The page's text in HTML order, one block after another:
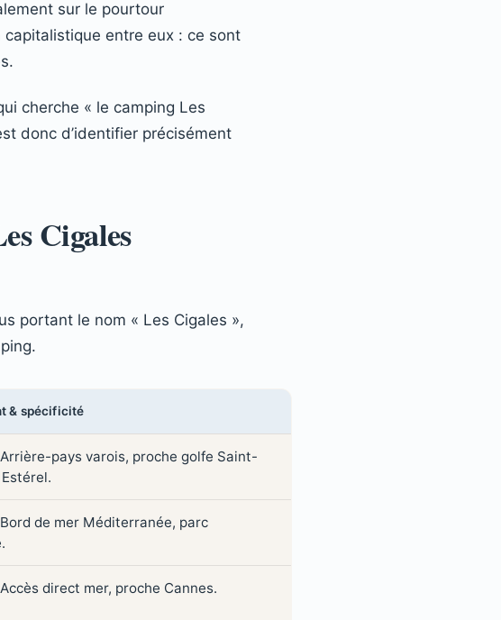
sur le pourtour
capitalistique entre eux : ce sont
cherche « le camping Les
donc d’identifier précisément
Cigales
portant le nom « Les Cigales »,
& spécificité
pays varois, proche golfe Saint-
de mer Méditerranée, parc
direct mer, proche Cannes.